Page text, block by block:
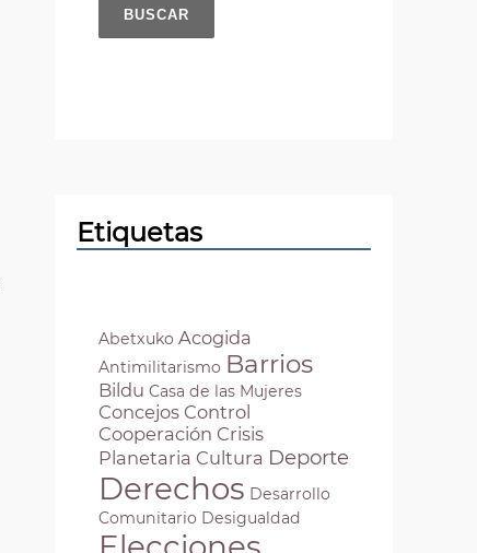
Etiquetas
Abetxuko Acogida
Antimilitarismo Barrios
Bildu Casa de las Mujeres
Concejos Control
Cooperación Crisis
Planetaria Cultura Deporte
Derechos Desarrollo
Comunitario Desigualdad